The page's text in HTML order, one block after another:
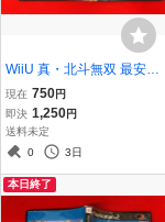
WiiU 真・北斗無双 最安販
売！ 商品説明必読！！ 綺
麗
現在 750円
即決 1,250円
送料未定
0
3日
本日終了